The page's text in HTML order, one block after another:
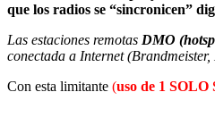
que los radios se “sincronicen”
Las estaciones remotas DMO
conectada a Internet
Con esta limitante (uso de 1 SOLO